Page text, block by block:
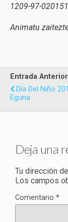
1209-97-
Animatu
Entrada Anterior
Día Del Niño
Deja una
Tu dirección
Los campos
Comentario *